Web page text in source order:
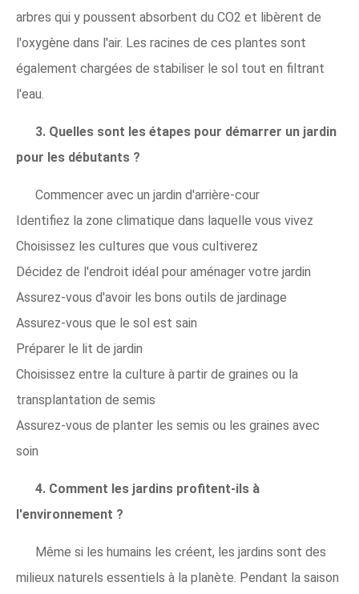
arbres qui y poussent absorbent du CO2 et libèrent de
l'oxygène dans l'air. Les racines de ces plantes sont
également chargées de stabiliser le sol tout en filtrant
l'eau.
3. Quelles sont les étapes pour démarrer un jardin
pour les débutants ?
Commencer avec un jardin d'arrière-cour
Identifiez la zone climatique dans laquelle vous vivez
Choisissez les cultures que vous cultiverez
Décidez de l'endroit idéal pour aménager votre jardin
Assurez-vous d'avoir les bons outils de jardinage
Assurez-vous que le sol est sain
Préparer le lit de jardin
Choisissez entre la culture à partir de graines ou la
transplantation de semis
Assurez-vous de planter les semis ou les graines avec
soin
4. Comment les jardins profitent-ils à
l'environnement ?
Même si les humains les créent, les jardins sont des
milieux naturels essentiels à la planète. Pendant la saison